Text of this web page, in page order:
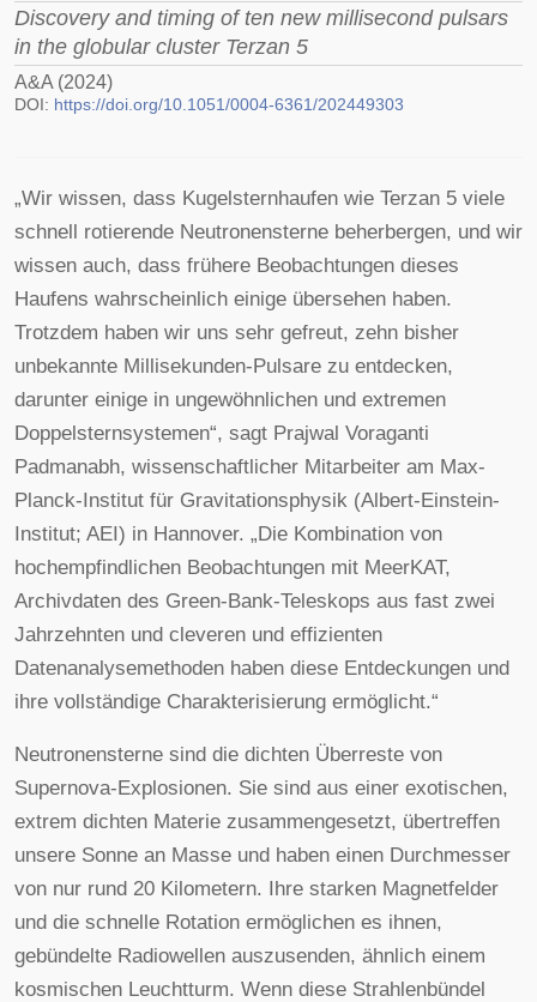
Discovery and timing of ten new millisecond pulsars
in the globular cluster Terzan 5
A&A (2024)
DOI: https://doi.org/10.1051/0004-6361/202449303
„Wir wissen, dass Kugelsternhaufen wie Terzan 5 viele
schnell rotierende Neutronensterne beherbergen, und wir
wissen auch, dass frühere Beobachtungen dieses
Haufens wahrscheinlich einige übersehen haben.
Trotzdem haben wir uns sehr gefreut, zehn bisher
unbekannte Millisekunden-Pulsare zu entdecken,
darunter einige in ungewöhnlichen und extremen
Doppelsternsystemen“, sagt Prajwal Voraganti
Padmanabh, wissenschaftlicher Mitarbeiter am Max-
Planck-Institut für Gravitationsphysik (Albert-Einstein-
Institut; AEI) in Hannover. „Die Kombination von
hochempfindlichen Beobachtungen mit MeerKAT,
Archivdaten des Green-Bank-Teleskops aus fast zwei
Jahrzehnten und cleveren und effizienten
Datenanalysemethoden haben diese Entdeckungen und
ihre vollständige Charakterisierung ermöglicht.“
Neutronensterne sind die dichten Überreste von
Supernova-Explosionen. Sie sind aus einer exotischen,
extrem dichten Materie zusammengesetzt, übertreffen
unsere Sonne an Masse und haben einen Durchmesser
von nur rund 20 Kilometern. Ihre starken Magnetfelder
und die schnelle Rotation ermöglichen es ihnen,
gebündelte Radiowellen auszusenden, ähnlich einem
kosmischen Leuchtturm. Wenn diese Strahlenbündel